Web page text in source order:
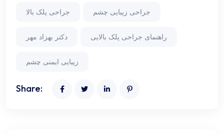
جراحی پلک بالا جراحی زیبایی چشم
دکتر بهزاد مهر راهنمای جراحی پلک بالایی
زیبایی ایمنی چشم
Share: